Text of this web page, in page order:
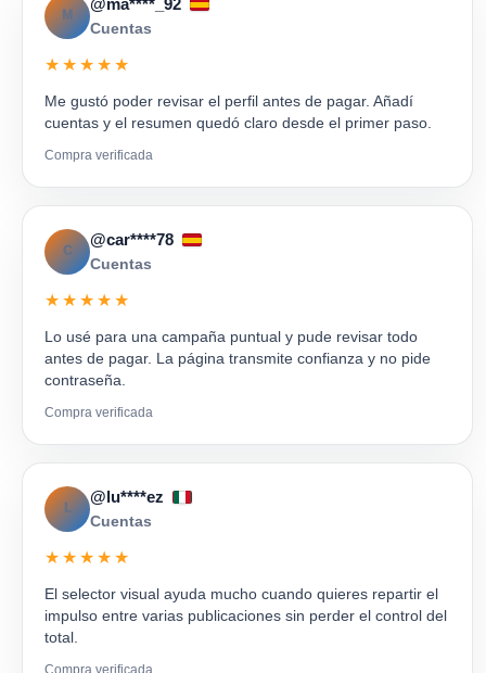
M
@ma****_92
Cuentas
★★★★★
Me gustó poder revisar el perfil antes de pagar. Añadí
cuentas y el resumen quedó claro desde el primer paso.
Compra verificada
C
@car****78
Cuentas
★★★★★
Lo usé para una campaña puntual y pude revisar todo
antes de pagar. La página transmite confianza y no pide
contraseña.
Compra verificada
L
@lu****ez
Cuentas
★★★★★
El selector visual ayuda mucho cuando quieres repartir el
impulso entre varias publicaciones sin perder el control del
total.
Compra verificada